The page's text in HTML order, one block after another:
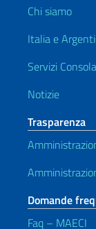
Chi siamo
Italia e
Servizi
Notizie
Trasparenza
Domande
Faq – MAECI